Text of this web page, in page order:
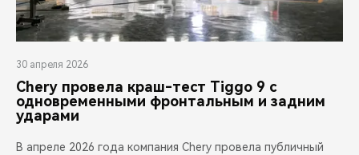
30 апреля 2026
Chery провела краш-тест Tiggo 9 с
одновременными фронтальным и задним
ударами
В апреле 2026 года компания Chery провела публичный